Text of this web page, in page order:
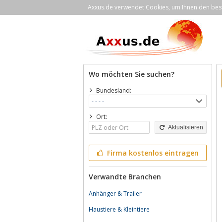
Axxus.de verwendet Cookies, um Ihnen den
Wo möchten Sie suchen?
Bundesland:
Ort:
Aktualisieren
Firma kostenlos eintragen
Verwandte Branchen
Anhänger & Trailer
Haustiere & Kleintiere